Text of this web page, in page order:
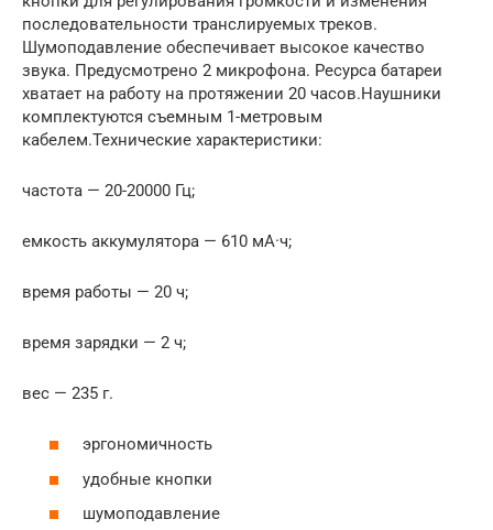
последовательности транслируемых треков.
Шумоподавление обеспечивает высокое качество
звука. Предусмотрено 2 микрофона. Ресурса батареи
хватает на работу на протяжении 20 часов.Наушники
комплектуются съемным 1-метровым
кабелем.Технические характеристики:
частота — 20-20000 Гц;
емкость аккумулятора — 610 мА·ч;
время работы — 20 ч;
время зарядки — 2 ч;
вес — 235 г.
эргономичность
удобные кнопки
шумоподавление